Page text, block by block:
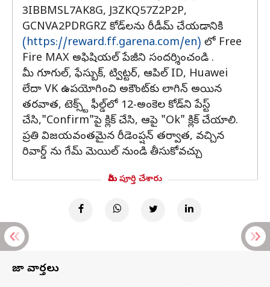
3IBBMSL7AK8G, J3ZKQ57Z2P2P,
GCNVA2PDRGRZ కోడ్‌లను రీడీమ్ చేయడానికి
(https://reward.ff.garena.com/en) లో Free
Fire MAX అఫిషియల్ పేజీని సందర్శించండి .
మీ గూగుల్, ఫేస్బుక్, ట్విట్టర్, ఆపిల్ ID, Huawei
లేదా VK ఉపయోగించి అకౌంట్‌కు లాగిన్ అయిన
తరవాత, టెక్స్ట్ ఫీల్డ్‌లో 12-అంకెల కోడ్‌ని పేస్ట్
చేసి,"Confirm"పై క్లిక్ చేసి, ఆపై "Ok" క్లిక్ చేయాలి.
ప్రతి విజయవంతమైన రీడెంప్షన్ తర్వాత, వచ్చిన
రివార్డ్ ను గేమ్ మెయిల్ నుండి తీసుకోవచ్చు
మీరు పూర్తి చేశారు
తాజా వార్తలు